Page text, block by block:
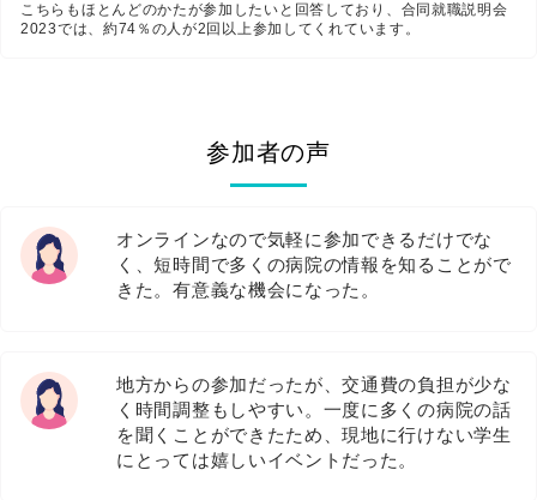
こちらもほとんどのかたが参加したいと回答しており、合同就職説明会
2023では、約74％の人が2回以上参加してくれています。
参加者の声
オンラインなので気軽に参加できるだけでな
く、短時間で多くの病院の情報を知ることがで
きた。有意義な機会になった。
地方からの参加だったが、交通費の負担が少な
く時間調整もしやすい。一度に多くの病院の話
を聞くことができたため、現地に行けない学生
にとっては嬉しいイベントだった。